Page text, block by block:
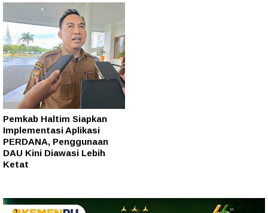
Pemkab Haltim Siapkan
Implementasi Aplikasi
PERDANA, Penggunaan
DAU Kini Diawasi Lebih
Ketat